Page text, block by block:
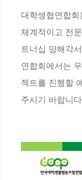
대학생협연합
체계적이고 전
트너십 양해각
연합회에서는
젝트를 진행할
주시기 바랍니다.